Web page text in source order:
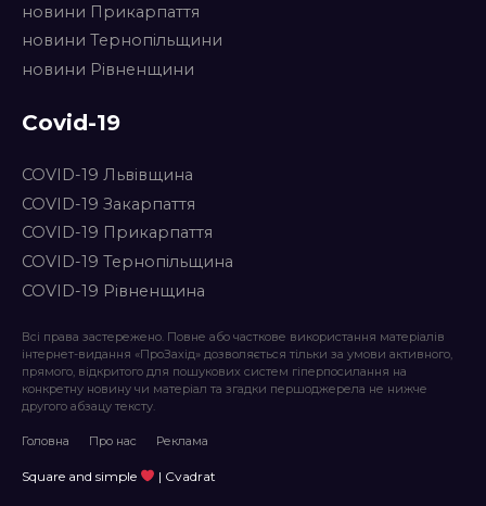
новини Прикарпаття
новини Тернопільщини
новини Рівненщини
Covid-19
COVID-19 Львівщина
COVID-19 Закарпаття
COVID-19 Прикарпаття
COVID-19 Тернопільщина
COVID-19 Рівненщина
Всі права застережено. Повне або часткове використання матеріалів
інтернет-видання «ПроЗахід» дозволяється тільки за умови активного,
прямого, відкритого для пошукових систем гіперпосилання на
конкретну новину чи матеріал та згадки першоджерела не нижче
другого абзацу тексту.
Головна Про нас Реклама
Square and simple | Cvadrat